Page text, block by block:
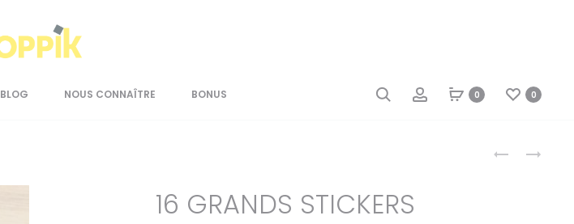
BLOG NOUS CONNAÎTRE BONUS 0 0
PUZZLE
16 GRANDS STICKERS